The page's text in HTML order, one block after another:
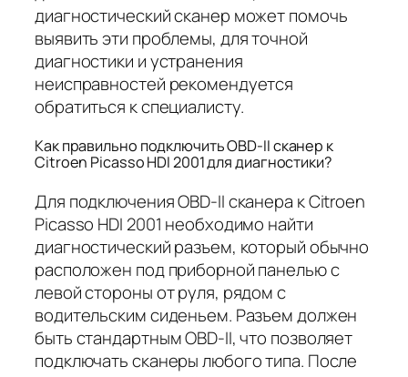
диагностический сканер может помочь
выявить эти проблемы, для точной
диагностики и устранения
неисправностей рекомендуется
обратиться к специалисту.
Как правильно подключить OBD-II сканер к
Citroen Picasso HDI 2001 для диагностики?
Для подключения OBD-II сканера к Citroen
Picasso HDI 2001 необходимо найти
диагностический разъем, который обычно
расположен под приборной панелью с
левой стороны от руля, рядом с
водительским сиденьем. Разъем должен
быть стандартным OBD-II, что позволяет
подключать сканеры любого типа. После